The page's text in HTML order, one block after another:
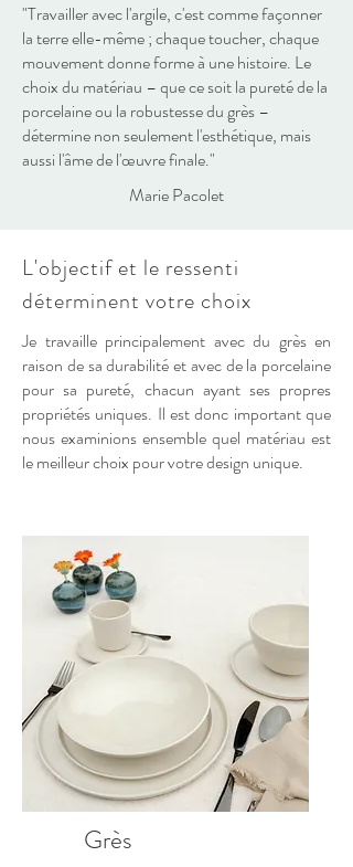
"Travailler avec l'argile, c'est comme façonner
la terre elle-même ; chaque toucher, chaque
mouvement donne forme à une histoire. Le
choix du matériau – que ce soit la pureté de la
porcelaine ou la robustesse du grès –
détermine non seulement l'esthétique, mais
aussi l'âme de l'œuvre finale."
Marie Pacolet
L'objectif et le ressenti
déterminent votre choix
Je travaille principalement avec du grès en
raison de sa durabilité et avec de la porcelaine
pour sa pureté, chacun ayant ses propres
propriétés uniques. Il est donc important que
nous examinions ensemble quel matériau est
le meilleur choix pour votre design unique.
Grès